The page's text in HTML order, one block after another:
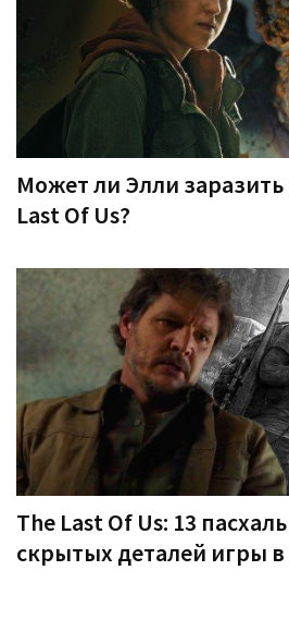
Может ли Элли заразить
Last Of Us?
The Last Of Us: 13
скрытых деталей игры